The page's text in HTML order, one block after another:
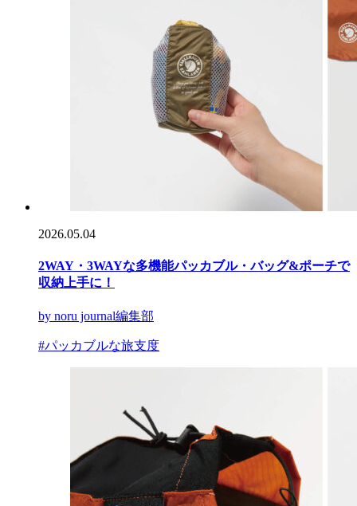
2026.05.04
2WAY・3WAYな多機能パッカブル・バッグ&ポーチで
収納上手に！
by noru journal編集部
#パッカブルな旅支度